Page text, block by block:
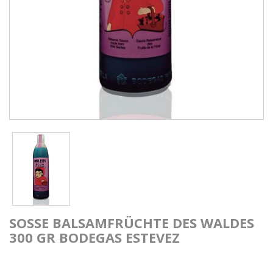
SOSSE BALSAMFRÜCHTE DES WALDES
300 GR BODEGAS ESTEVEZ